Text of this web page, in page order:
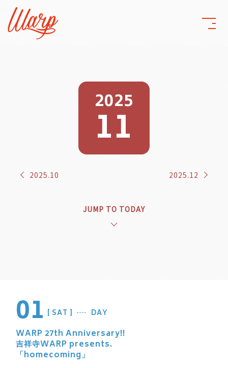
2025
11
2025.10 2025.12
JUMP TO TODAY
01 SAT DAY
WARP 27th Anniversary!!
吉祥寺WARP presents.
「homecoming」